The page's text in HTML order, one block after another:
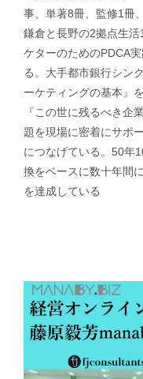
事、単著8冊、監修1冊
鎌倉と長野の2拠点生
ケターのためのPDCA
る。大手都市銀行シン
ーケティングの基本』
『この世に残るべき企
題を現場に密着にサポ
につなげている。50年
換をベースに数十年間
を達成している